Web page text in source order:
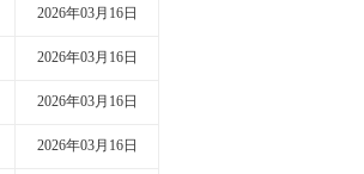
2026年03月16日
2026年03月16日
2026年03月16日
2026年03月16日